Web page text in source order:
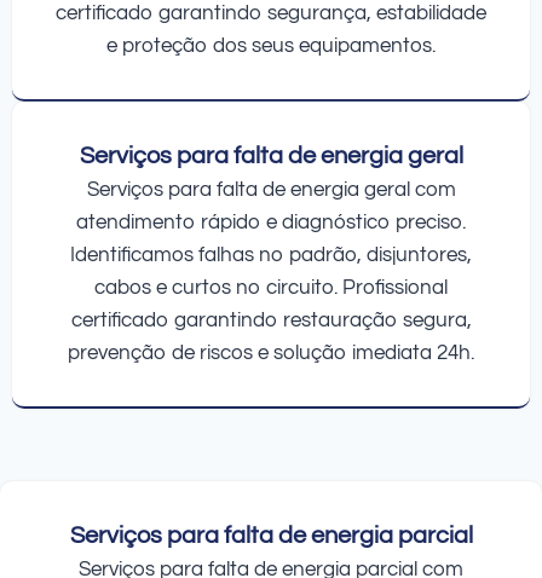
certificado garantindo segurança, estabilidade
e proteção dos seus equipamentos.
Serviços para falta de energia geral
Serviços para falta de energia geral com
atendimento rápido e diagnóstico preciso.
Identificamos falhas no padrão, disjuntores,
cabos e curtos no circuito. Profissional
certificado garantindo restauração segura,
prevenção de riscos e solução imediata 24h.
Serviços para falta de energia parcial
Serviços para falta de energia parcial com